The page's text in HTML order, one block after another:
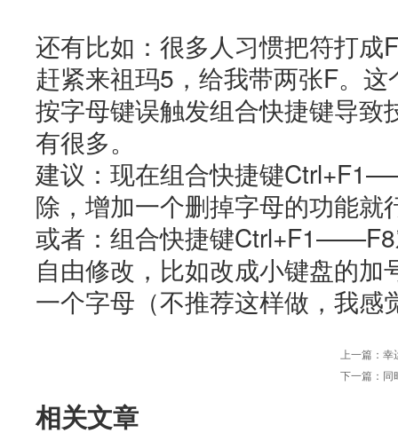
还有比如：很多人习惯把符打成
赶紧来祖玛5，给我带两张F。
按字母键误触发组合快捷键导致
有很多。
建议：现在组合快捷键
除，增加一个删掉字母的功能就
或者：组合快捷键
自由修改，比如改成小键盘的加
一个字母（不推荐这样做，我感
上一篇： 幸
下一篇： 同
相关文章